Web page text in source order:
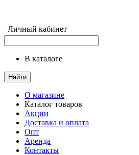
Личный кабинет
в каталоге
Найти
О магазине
Каталог товаров
Акции
Доставка и оплата
Опт
Аренда
Контакты